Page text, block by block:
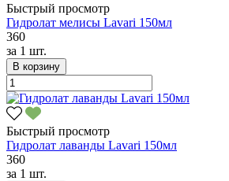
Быстрый просмотр
Гидролат мелисы Lavari 150мл
360
за 1 шт.
В корзину
Быстрый просмотр
Гидролат лаванды Lavari 150мл
360
за 1 шт.